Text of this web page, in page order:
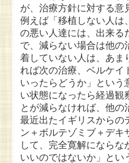
が、治療方針に対する意
例えば「移植しない人は
の悪い人達には、出来る
で、減らない場合は他の
着していない人は、あま
れば次の治療、ベルケイ
いったらどうか」という
い状態になったら経過観
とが減らなければ、他の
最近出たイギリスからの
ン＋ボルテゾミブ＋デキ
して、完全寛解にならな
いいのではないか」とい